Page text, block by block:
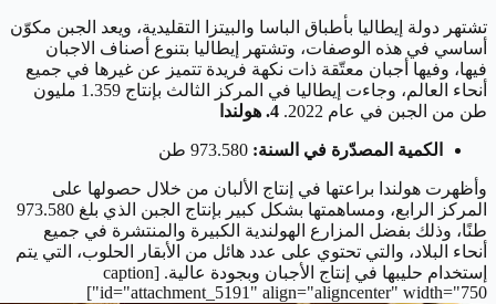
تشتهر دولة إيطاليا بأطباق الباسا والبيتزا التقليدية، ويعد الجبن مكوّن
أساسي في هذه الوصفات، وتشتهر إيطاليا بتنوع أصناف الاجبان
فيها، وفيها أجبان معتّقة ذات نكهة فريدة تتميز عن غيرها في جميع
أنحاء العالم، وجاءت إيطاليا في المركز الثالث بإنتاج 1.359 مليون
طن من الجبن في عام 2022.
4. هولندا
الكمية المصدّرة في السنة:
وأظهرت هولندا براعتها في إنتاج الألبان من خلال حصولها على
المركز الرابع، ومساهمتها بشكل كبير بإنتاج الجبن الذي بلغ 973.580
طنًا، وذلك بفضل المزارع الهولندية الكبيرة والمنتشرة في جميع
أنحاء البلاد، والتي تحتوي على عدد هائل من الأبقار الحلوب، التي يتم
إستخدام حليبها في إنتاج الأجبان وبجودة عالية. [caption
id="attachment_5191" align="aligncenter" width="750"]